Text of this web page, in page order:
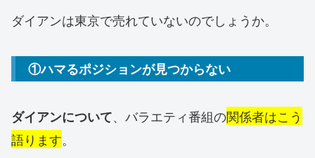
ダイアンは東京で売れていないのでしょうか。
①ハマるポジションが見つからない
ダイアンについて、バラエティ番組の関係者はこう
語ります。